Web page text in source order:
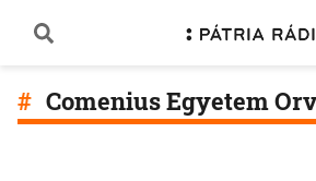
Comenius Egyetem